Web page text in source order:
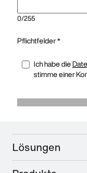
Lösungen